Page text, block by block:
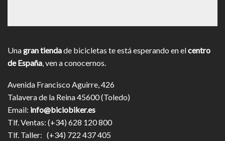
Unagran tiendade bicicletas te está esperando en elcentro
de España, ven a conocernos.
Avenida Francisco Aguirre, 426
Talavera de la Reina 45600 (Toledo)
Email: info@biciobiker.es
Tlf. Ventas: (+34) 628 120 800
Tlf. Taller: (+34) 722 437 405